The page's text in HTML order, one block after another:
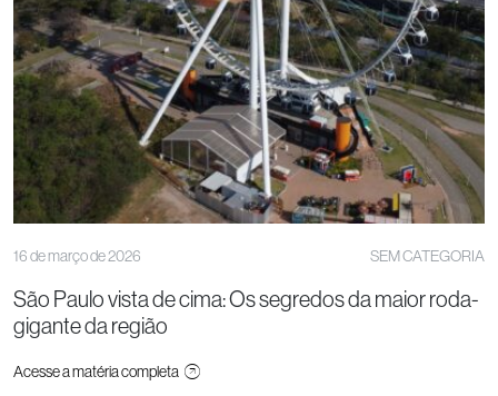
16 de março de 2026 SEM CATEGORIA
São Paulo vista de cima: Os segredos da maior roda-
gigante da região
Acesse a matéria completa